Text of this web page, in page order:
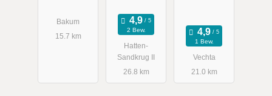
Bakum
15.7 km
2 Bew.
Hatten-
Sandkrug II
26.8 km
1 Bew.
Vechta
21.0 km